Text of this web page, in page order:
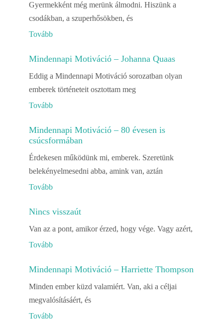
Gyermekként még merünk álmodni. Hiszünk a
csodákban, a szuperhősökben, és
Tovább
Mindennapi Motiváció – Johanna Quaas
Eddig a Mindennapi Motiváció sorozatban olyan
emberek történeteit osztottam meg
Tovább
Mindennapi Motiváció – 80 évesen is
csúcsformában
Érdekesen működünk mi, emberek. Szeretünk
belekényelmesedni abba, amink van, aztán
Tovább
Nincs visszaút
Van az a pont, amikor érzed, hogy vége. Vagy azért,
Tovább
Mindennapi Motiváció – Harriette Thompson
Minden ember küzd valamiért. Van, aki a céljai
megvalósításáért, és
Tovább